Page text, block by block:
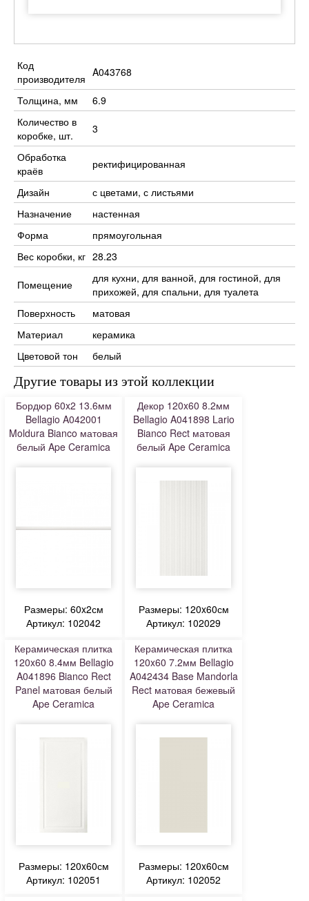
Код
производителя A043768
Толщина, мм
6.9
Количество в
коробке, шт.
3
Обработка
краёв
ректифицированная
Дизайн
с цветами, с листьями
Назначение
настенная
Форма
прямоугольная
Вес коробки, кг 28.23
Помещение
для кухни, для ванной, для гостиной, для
прихожей, для спальни, для туалета
Поверхность
матовая
Материал
керамика
Цветовой тон
белый
Другие товары из этой коллекции
Бордюр 60x2 13.6мм
Bellagio A042001
Moldura Bianco матовая
белый Ape Ceramica
Размеры: 60x2см
Артикул: 102042
Декор 120x60 8.2мм
Bellagio A041898 Lario
Bianco Rect матовая
белый Ape Ceramica
Размеры: 120x60см
Артикул: 102029
Керамическая плитка
120x60 8.4мм Bellagio
A041896 Bianco Rect
Panel матовая белый
Ape Ceramica
Размеры: 120x60см
Артикул: 102051
Керамическая плитка
120x60 7.2мм Bellagio
A042434 Base Mandorla
Rect матовая бежевый
Ape Ceramica
Размеры: 120x60см
Артикул: 102052